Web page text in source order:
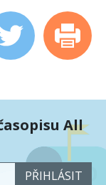
All
PŘIHLÁSIT